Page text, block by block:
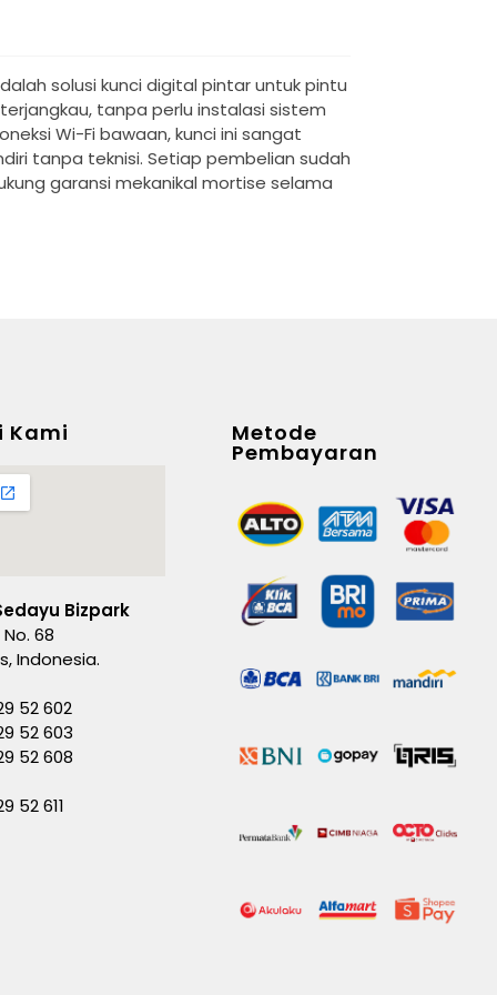
solusi kunci digital pintar untuk pintu
tanpa perlu instalasi sistem
Wi-Fi bawaan, kunci ini sangat
tanpa teknisi. Setiap pembelian sudah
garansi mekanikal mortise selama
Kami
Bizpark
No. 68
Indonesia.
52 602
52 603
52 608
52 611
Metode
Pembayaran